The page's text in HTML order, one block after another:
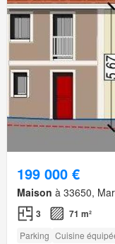
199 000 €
Maison à 33650,
3 71 m²
Parking Cuisine